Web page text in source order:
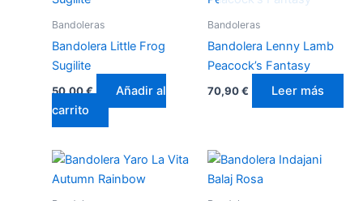
Bandoleras
Bandolera Little Frog
Sugilite
50,00€
Añadir al
carrito
Bandoleras
Bandolera Lenny Lamb
Peacock’s Fantasy
70,90€ Leer más